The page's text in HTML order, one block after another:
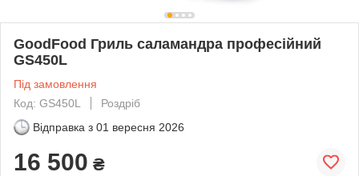
GoodFood Гриль саламандра професійний
GS450L
Під замовлення
Код: GS450L
Роздріб
Відправка з 01 вересня 2026
16 500 ₴